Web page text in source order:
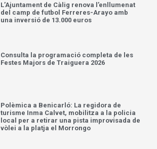
L’Ajuntament de Càlig renova l’enllumenat
del camp de futbol Ferreres-Arayo amb
una inversió de 13.000 euros
Consulta la programació completa de les
Festes Majors de Traiguera 2026
Polèmica a Benicarló: La regidora de
turisme Inma Calvet, mobilitza a la policia
local per a retirar una pista improvisada de
vòlei a la platja el Morrongo